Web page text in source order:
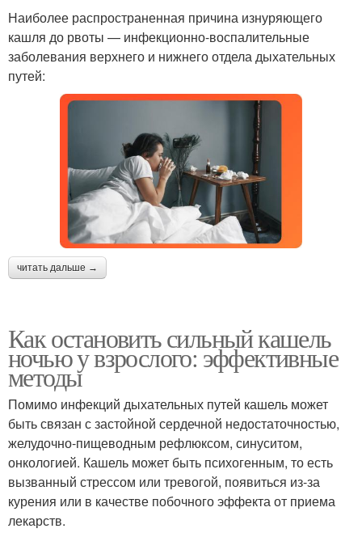
Наиболее распространенная причина изнуряющего
кашля до рвоты — инфекционно-воспалительные
заболевания верхнего и нижнего отдела дыхательных
путей:
читать дальше →
Как остановить сильный кашель
ночью у взрослого: эффективные
методы
Помимо инфекций дыхательных путей кашель может
быть связан с застойной сердечной недостаточностью,
желудочно-пищеводным рефлюксом, синуситом,
онкологией. Кашель может быть психогенным, то есть
вызванный стрессом или тревогой, появиться из-за
курения или в качестве побочного эффекта от приема
лекарств.